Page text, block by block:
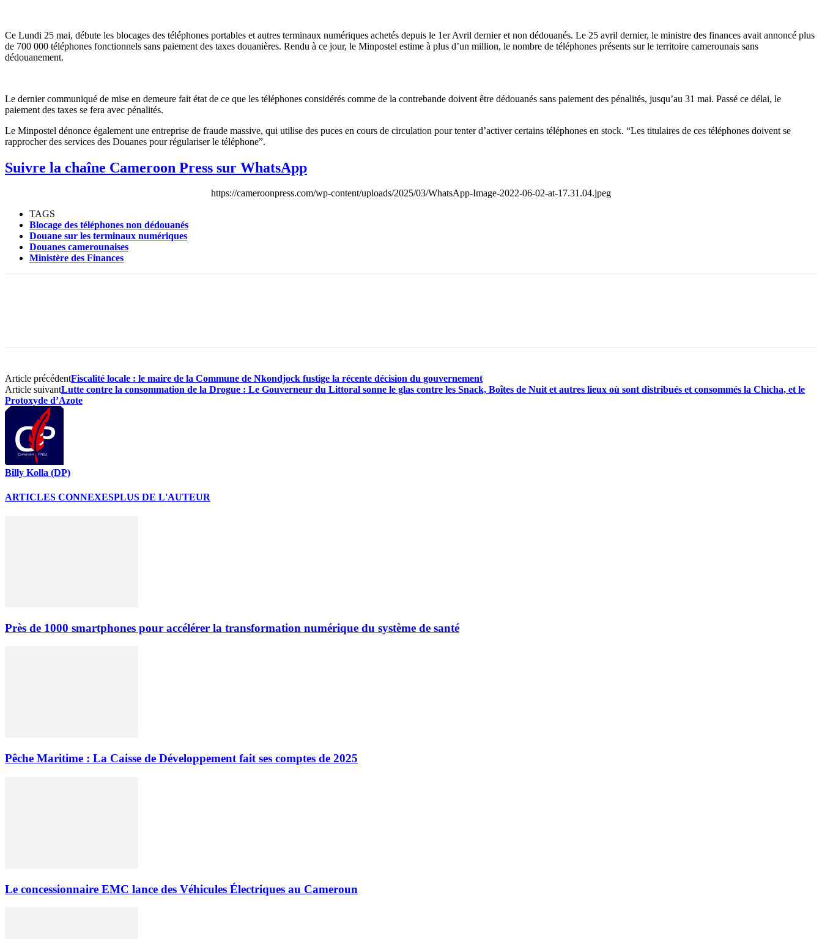
Ce Lundi 25 mai, débute les blocages des téléphones portables et autres terminaux numériques achetés depuis le 1er Avril dernier et non dédouanés. Le 25 avril dernier, le ministre des finances avait annoncé plus
de 700 000 téléphones fonctionnels sans paiement des taxes douanières. Rendu à ce jour, le Minpostel estime à plus d’un million, le nombre de téléphones présents sur le territoire camerounais sans
dédouanement.
Le dernier communiqué de mise en demeure fait état de ce que les téléphones considérés comme de la contrebande doivent être dédouanés sans paiement des pénalités, jusqu’au 31 mai. Passé ce délai, le
paiement des taxes se fera avec pénalités.
Le Minpostel dénonce également une entreprise de fraude massive, qui utilise des puces en cours de circulation pour tenter d’activer certains téléphones en stock. “Les titulaires de ces téléphones doivent se
rapprocher des services des Douanes pour régulariser le téléphone”.
Suivre la chaîne Cameroon Press sur WhatsApp
https://cameroonpress.com/wp-content/uploads/2025/03/WhatsApp-Image-2022-06-02-at-17.31.04.jpeg
TAGS
Blocage des téléphones non dédouanés
Douane sur les terminaux numériques
Douanes camerounaises
Ministère des Finances
Article précédentFiscalité locale : le maire de la Commune de Nkondjock fustige la récente décision du gouvernement
Article suivantLutte contre la consommation de la Drogue : Le Gouverneur du Littoral sonne le glas contre les Snack, Boîtes de Nuit et autres lieux où sont distribués et consommés la Chicha, et le
Protoxyde d’Azote
Billy Kolla (DP)
ARTICLES CONNEXESPLUS DE L'AUTEUR
Près de 1000 smartphones pour accélérer la transformation numérique du système de santé
Pêche Maritime : La Caisse de Développement fait ses comptes de 2025
Le concessionnaire EMC lance des Véhicules Électriques au Cameroun